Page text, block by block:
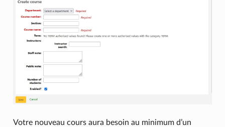
Votre nouveau cours aura besoin au minimum d’un